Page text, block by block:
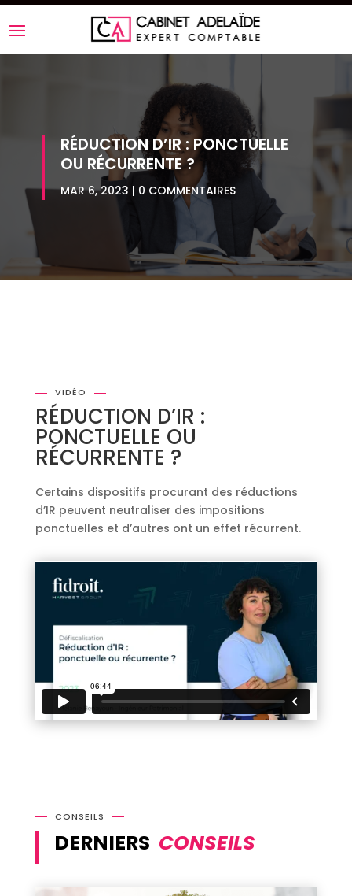
RÉDUCTION D’IR : PONCTUELLE
OU RÉCURRENTE ?
MAR 6, 2023 0 COMMENTAIRES
VIDÉO
RÉDUCTION D’IR :
PONCTUELLE OU
RÉCURRENTE ?
Certains dispositifs procurant des réductions
d’IR peuvent neutraliser des impositions
ponctuelles et d’autres ont un effet récurrent.
CONSEILS
DERNIERS CONSEILS